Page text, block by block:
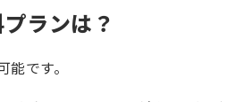
ランは？
です。